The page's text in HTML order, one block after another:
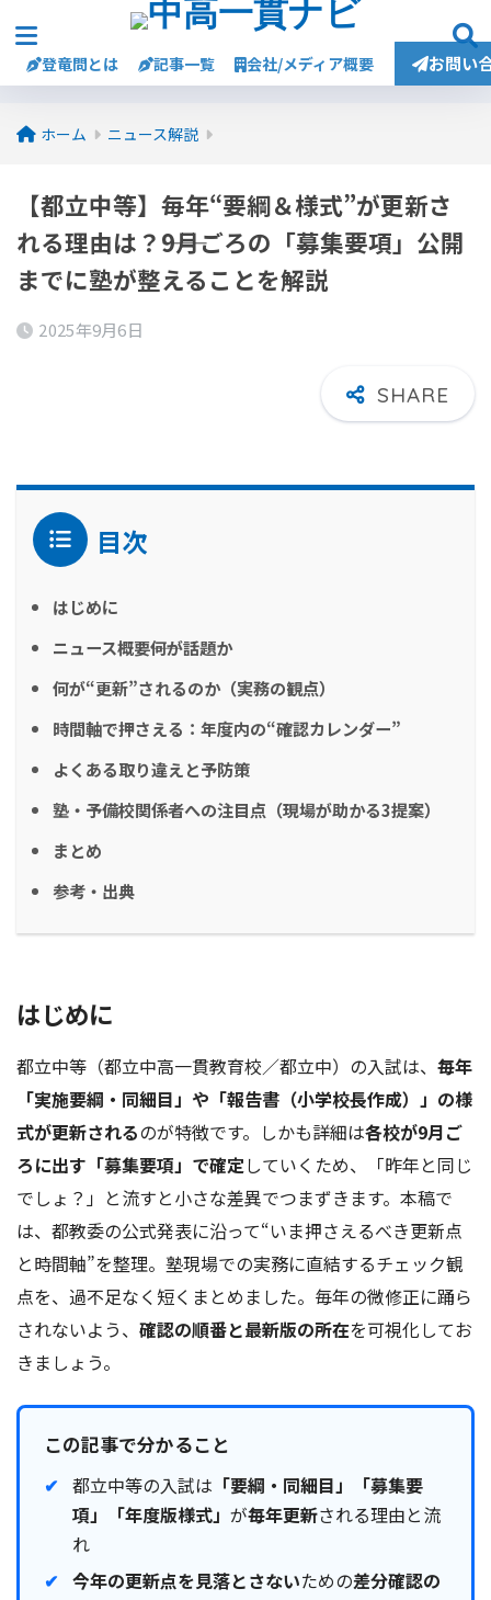
登竜問とは 記事一覧 会社/メディア概要 お問い
ホーム ニュース解説
【都立中等】毎年“要綱＆様式”が更新さ
れる理由は？――9月ごろの「募集要項」公開
までに塾が整えることを解説
2025年9月6日
目次
はじめに
ニュース概要――何が話題か
何が“更新”されるのか（実務の観点）
時間軸で押さえる：年度内の“確認カレンダー”
よくある取り違えと予防策
塾・予備校関係者への注目点（現場が助かる3提案）
まとめ
参考・出典
はじめに
都立中等（都立中高一貫教育校／都立中）の入試は、 毎年
「実施要綱・同細目」や「報告書（小学校長作成）」の様
式が更新されるのが特徴です。しかも詳細は各校が9月ご
ろに出す「募集要項」で確定していくため、「昨年と同じ
でしょ？」と流すと小さな差異でつまずきます。本稿で
は、都教委の公式発表に沿って“いま押さえるべき更新点
と時間軸”を整理。塾現場での実務に直結するチェック観
点を、過不足なく短くまとめました。毎年の微修正に踊ら
されないよう、 確認の順番と最新版の所在を可視化してお
きましょう。
この記事で分かること
都立中等の入試は 「要綱・同細目」「募集要
項」「年度版様式」 が毎年更新される理由と流
れ
今年の更新点を見落とさないための差分確認の